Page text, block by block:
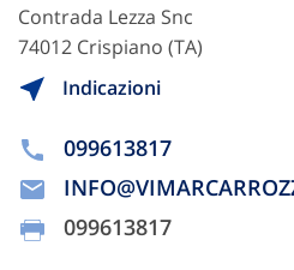
Contrada Lezza Snc
74012 Crispiano (TA)
Indicazioni
099613817
099613817